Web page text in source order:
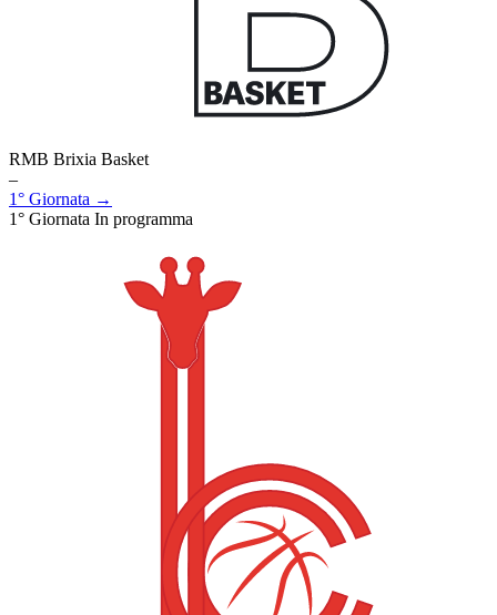
RMB Brixia Basket
–
1° Giornata →
1° Giornata In programma